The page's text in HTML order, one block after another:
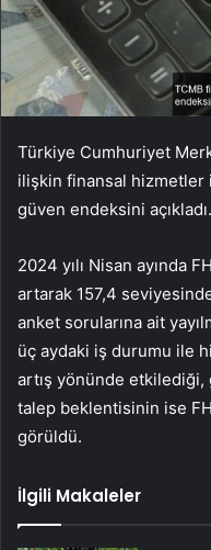
Türkiye Cumhuriyet
ilişkin finansal
güven endeksini açıkladı.
2024 yılı Nisan ayında
artarak 157,4
anket sorularına ait
üç aydaki iş durumu ile
artış yönünde
talep beklentisinin ise
görüldü.
İlgili Makaleler